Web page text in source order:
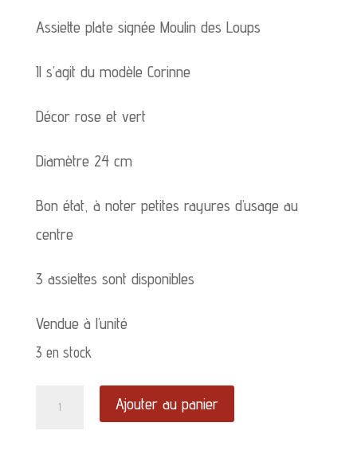
Assiette plate signée Moulin des Loups
Il s’agit du modèle Corinne
Décor rose et vert
Diamètre 24 cm
Bon état, à noter petites rayures d’usage au
centre
3 assiettes sont disponibles
Vendue à l’unité
3 en stock
quantité
Ajouter au panier